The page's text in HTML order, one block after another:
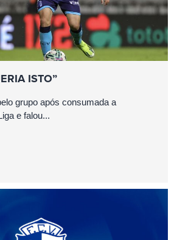
ISTO”
grupo após consumada a
e falou...